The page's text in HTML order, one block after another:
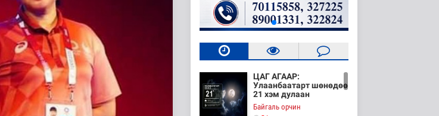
ЦАГ АГААР:
Улаанбаатарт шөнөдөө
21 хэм дулаан
Байгаль орчин